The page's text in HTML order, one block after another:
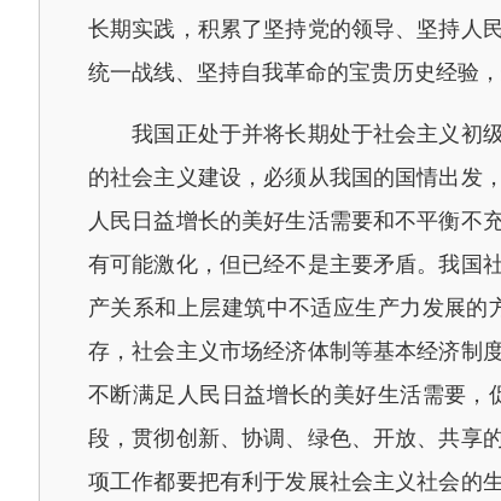
长期实践，积累了坚持党的领导、坚持人
统一战线、坚持自我革命的宝贵历史经验
我国正处于并将长期处于社会主义初级
的社会主义建设，必须从我国的国情出发
人民日益增长的美好生活需要和不平衡不
有可能激化，但已经不是主要矛盾。我国
产关系和上层建筑中不适应生产力发展
存，社会主义市场经济体制等基本经济制
不断满足人民日益增长的美好生活需要
段，贯彻创新、协调、绿色、开放、共享
项工作都要把有利于发展社会主义社会的